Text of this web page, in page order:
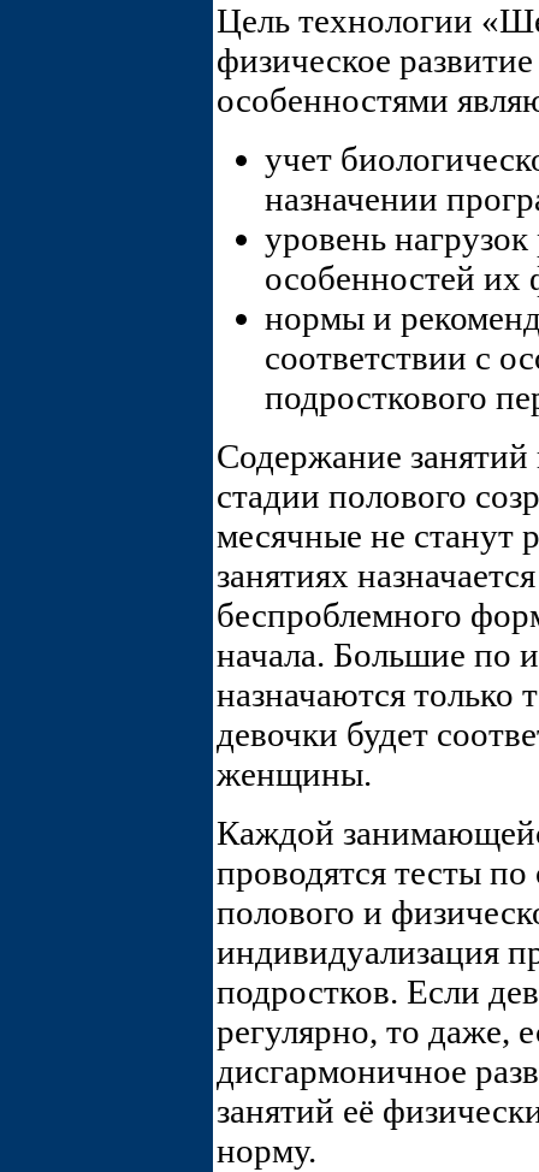
Цель технологии
физическое
особенностями
учет
назначении
уровень
особенностей их
нормы и
соответствии с
подросткового
Содержание
стадии полового
месячные не станут
занятиях
беспроблемного
начала. Большие по
назначаются только
девочки будет
женщины.
Каждой
проводятся тесты
полового и
индивидуализация
подростков. Если
регулярно, то даже,
дисгармоничное
занятий её
норму.